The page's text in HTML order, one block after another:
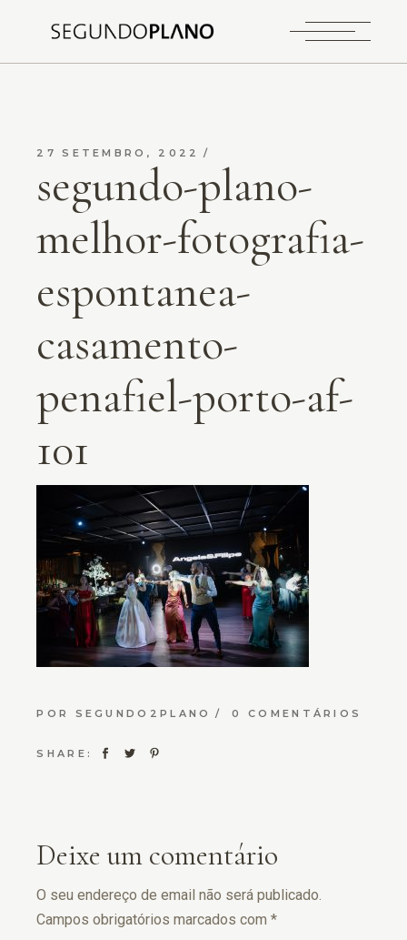
27 SETEMBRO, 2022
segundo-plano-
melhor-fotografia-
espontanea-
casamento-
penafiel-porto-af-
101
POR SEGUNDO2PLANO 0 COMENTÁRIOS
SHARE:
Deixe um comentário
O seu endereço de email não será publicado.
Campos obrigatórios marcados com*